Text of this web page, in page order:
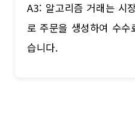
A3: 알고리즘 거래는 시
로 주문을 생성하여 수
습니다.